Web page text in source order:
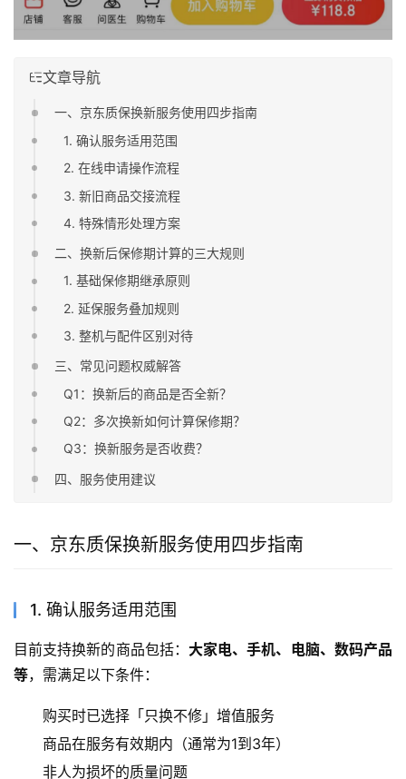
文章导航
一、京东质保换新服务使用四步指南
1. 确认服务适用范围
2. 在线申请操作流程
3. 新旧商品交接流程
4. 特殊情形处理方案
二、换新后保修期计算的三大规则
1. 基础保修期继承原则
2. 延保服务叠加规则
3. 整机与配件区别对待
三、常见问题权威解答
Q1：换新后的商品是否全新？
Q2：多次换新如何计算保修期？
Q3：换新服务是否收费？
四、服务使用建议
一、京东质保换新服务使用四步指南
1. 确认服务适用范围
目前支持换新的商品包括： 大家电、手机、电脑、数码产品
等，需满足以下条件：
购买时已选择「只换不修」增值服务
商品在服务有效期内（通常为1到3年）
非人为损坏的质量问题